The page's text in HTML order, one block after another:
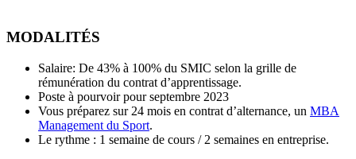
MODALITÉS
Salaire: De 43% à 100% du SMIC selon la grille de
rémunération du contrat d’apprentissage.
Poste à pourvoir pour septembre 2023
Vous préparez sur 24 mois en contrat d’alternance, un MBA
Management du Sport.
Le rythme : 1 semaine de cours / 2 semaines en entreprise.